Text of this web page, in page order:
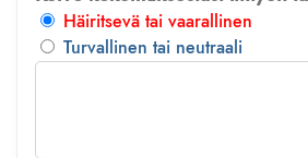
Häiritsevä tai vaarallinen
Turvallinen tai neutraali